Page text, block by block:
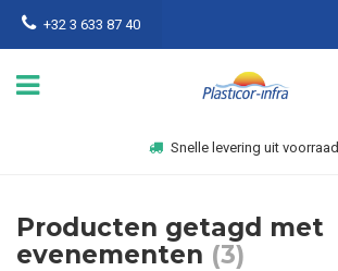
+32 3 633 87 40
Snelle levering uit voorraad
Producten getagd met
evenementen (3)